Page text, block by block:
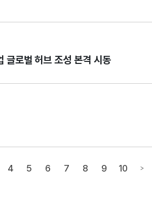
글로벌 허브 조성 본격 시동
4 5 6 7 8 9 10 >다